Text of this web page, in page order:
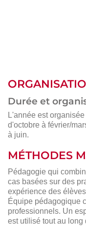
Durée et
L'année est
d'octobre à février/
à juin.
MÉTHODES
Pédagogie qui
cas basées sur des
expérience des
Équipe pédagogique
professionnels. Un
est utilisé tout au long